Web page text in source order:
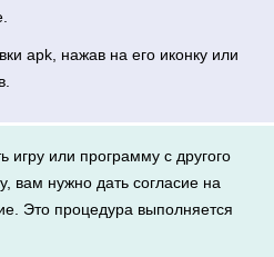
apk, нажав на его иконку или
игру или программу с другого
вам нужно дать согласие на
Это процедура выполняется